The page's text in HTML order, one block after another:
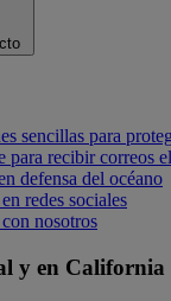
sencillas para
para recibir correos
defensa del océano
redes sociales
nosotros
y en California